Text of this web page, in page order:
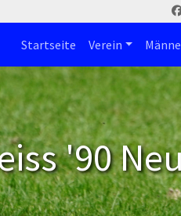
Startseite Verein
'90